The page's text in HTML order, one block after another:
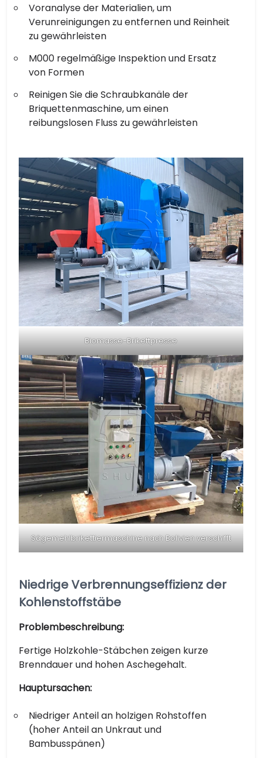
Voranalyse der Materialien, um
Verunreinigungen zu entfernen und Reinheit
zu gewährleisten
M000 regelmäßige Inspektion und Ersatz
von Formen
Reinigen Sie die Schraubkanäle der
Briquettenmaschine, um einen
reibungslosen Fluss zu gewährleisten
Biomasse-Brikettpresse
Sägemehlbrikettiermaschine nach Bolivien verschifft
Niedrige Verbrennungseffizienz der
Kohlenstoffstäbe
Problembeschreibung:
Fertige Holzkohle-Stäbchen zeigen kurze
Brenndauer und hohen Aschegehalt.
Hauptursachen:
Niedriger Anteil an holzigen Rohstoffen
(hoher Anteil an Unkraut und
Bambusspänen)